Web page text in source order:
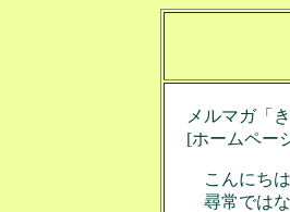
メルマガ「
[ホームペー
こんにちは
尋常ではな